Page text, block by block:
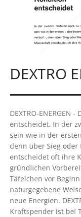
DEXTRO
DEXTRO-ENERGEN -
entscheidet. In der
sein wie in der
denn über Sieg
entscheidet oft ihre
gründlichen
Täfelchen vor
naturgegebene
neue Energien.
Kraftspender ist bei